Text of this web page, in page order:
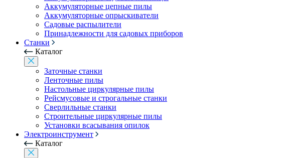
Аккумуляторные цепные пилы
Аккумуляторные опрыскиватели
Садовые распылители
Принадлежности для садовых приборов
Станки
Каталог
Заточные станки
Ленточные пилы
Настольные циркулярные пилы
Рейсмусовые и строгальные станки
Сверлильные станки
Строительные циркулярные пилы
Установки всасывания опилок
Электроинструмент
Каталог